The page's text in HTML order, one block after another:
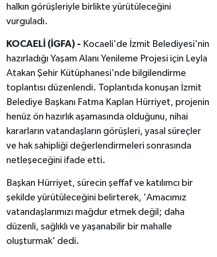
halkın görüşleriyle birlikte yürütüleceğini
vurguladı.
KOCAELİ (İGFA) - Kocaeli'de İzmit Belediyesi'nin
hazırladığı Yaşam Alanı Yenileme Projesi için Leyla
Atakan Şehir Kütüphanesi'nde bilgilendirme
toplantısı düzenlendi. Toplantıda konuşan İzmit
Belediye Başkanı Fatma Kaplan Hürriyet, projenin
henüz ön hazırlık aşamasında olduğunu, nihai
kararların vatandaşların görüşleri, yasal süreçler
ve hak sahipliği değerlendirmeleri sonrasında
netleşeceğini ifade etti.
Başkan Hürriyet, sürecin şeffaf ve katılımcı bir
şekilde yürütüleceğini belirterek, 'Amacımız
vatandaşlarımızı mağdur etmek değil; daha
düzenli, sağlıklı ve yaşanabilir bir mahalle
oluşturmak' dedi.